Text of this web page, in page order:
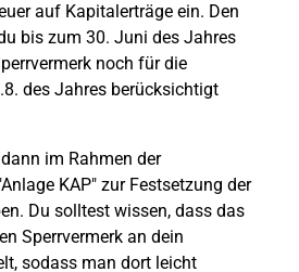
auf Kapitalerträge ein. Den
bis zum 30. Juni des Jahres
noch für die
des Jahres berücksichtigt
im Rahmen der
KAP" zur Festsetzung der
Du solltest wissen, dass das
Sperrvermerk an dein
sodass man dort leicht